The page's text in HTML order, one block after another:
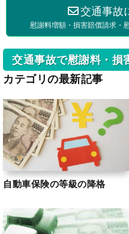
交通事故
慰謝料増額・損害賠償請求・
交通事故で慰謝料・損
カテゴリの最新記事
自動車保険の等級の降格